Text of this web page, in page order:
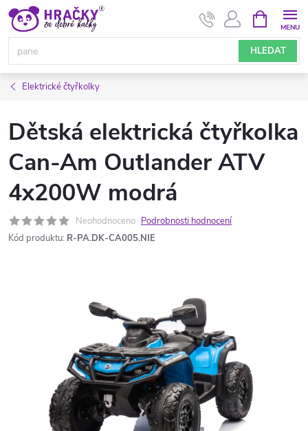
Přejít
obsah
HLEDAT
NÁKUPNÍ
KOŠÍK
Elektrické čtyřkolky
Dětská elektrická čtyřkolka
Can-Am Outlander ATV
4x200W modrá
Neohodnoceno Podrobnosti hodnocení
Kód produktu: R-PA.DK-CA005.NIE